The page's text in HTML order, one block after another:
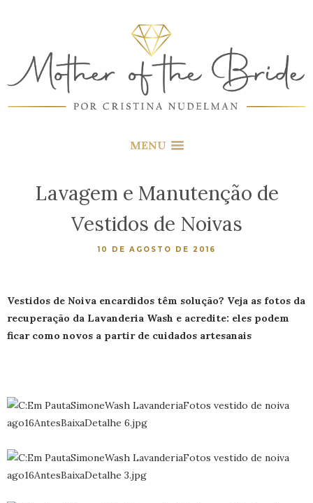
MENU
Lavagem e Manutenção de
Vestidos de Noivas
10 DE AGOSTO DE 2016
Vestidos de Noiva encardidos têm solução? Veja as fotos da
recuperação da Lavanderia Wash e acredite: eles podem
ficar como novos a partir de cuidados artesanais